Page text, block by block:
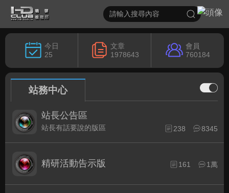
今日
25
文章
1978643
會員
760184
站務中心
站長公告區
站長有話要說的版區 238 8345
精研活動告示版 161 1萬